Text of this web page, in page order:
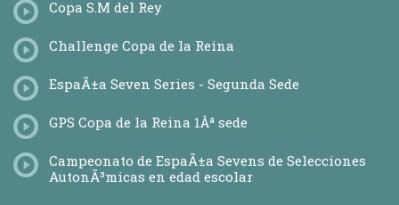
Copa S.M del Rey
Challenge Copa de la Reina
EspaÃ±a Seven Series - Segunda Sede
GPS Copa de la Reina 1Âª sede
Campeonato de EspaÃ±a Sevens de Selecciones
AutonÃ³micas en edad escolar